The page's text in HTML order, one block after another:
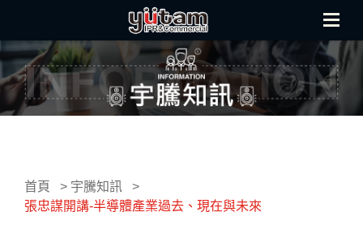
首頁
宇騰知訊
張忠謀開講-半導體產業過去、現在與未來